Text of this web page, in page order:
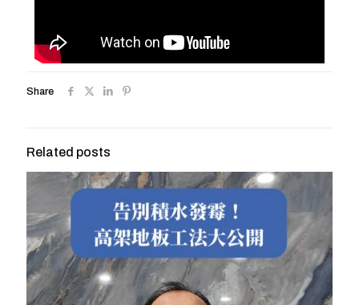
Share
Related posts